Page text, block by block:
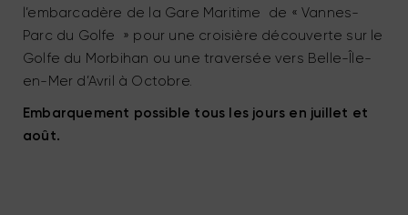
l’embarcadère de la Gare Maritime de « Vannes-
Parc du Golfe » pour une croisière découverte sur le
Golfe du Morbihan ou une traversée vers Belle-Île-
en-Mer d’Avril à Octobre.
Embarquement possible tous les jours en juillet et
août.